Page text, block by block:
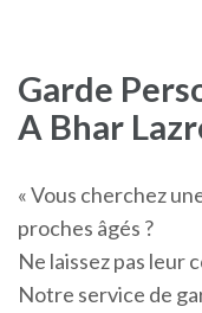
Garde
A Bhar
« Vous cherchez
proches âgés ?
Ne laissez pas leur
Notre service de